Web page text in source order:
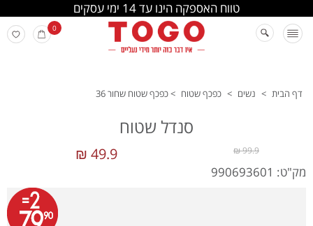
החלפה והחזרה מתבצעת בסניפי הרשת
0
דף הבית > נשים > כפכף שטוח >כפכף שטוח שחור 36
סנדל שטוח
49.9 ₪ 99.9 ₪
מק"ט: 990693601